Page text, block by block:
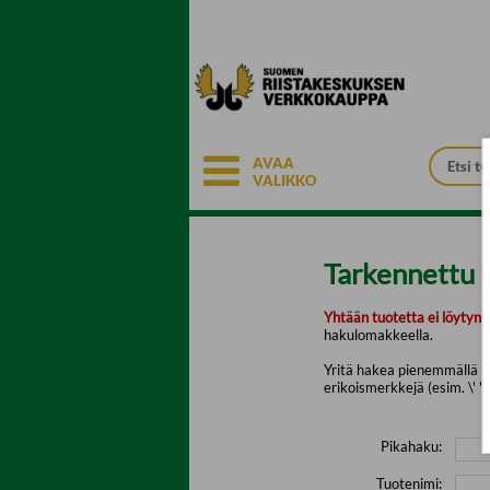
AVAA
VALIKKO
Tarkennettu
Yhtään tuotetta ei löytynyt.
hakulomakkeella.
Yritä hakea pienemmällä
erikoismerkkejä (esim. \' "
Pikahaku:
Tuotenimi: